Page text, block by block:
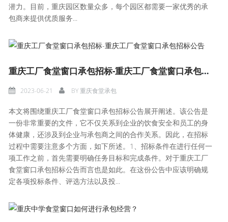
潜力。目前，重庆园区数量众多，每个园区都需要一家优秀的承
包商来提供优质服务...
重庆工厂食堂窗口承包招标-重庆工厂食堂窗口承包招标公告
2023-06-21 BY重庆食堂承包
本文将围绕重庆工厂食堂窗口承包招标公告展开阐述。该公告是
一份非常重要的文件，它不仅关系到企业的饮食安全和员工的身
体健康，还涉及到企业与承包商之间的合作关系。因此，在招标
过程中需要注意多个方面，如下所述。1、招标条件在进行任何一
项工作之前，首先需要明确任务目标和完成条件。对于重庆工厂
食堂窗口承包招标公告而言也是如此。在这份公告中应该明确规
定各项投标条件、评选方法以及投...